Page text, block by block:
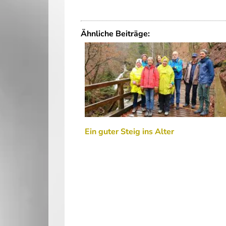
Ähnliche Beiträge:
Ein guter Steig ins Alter